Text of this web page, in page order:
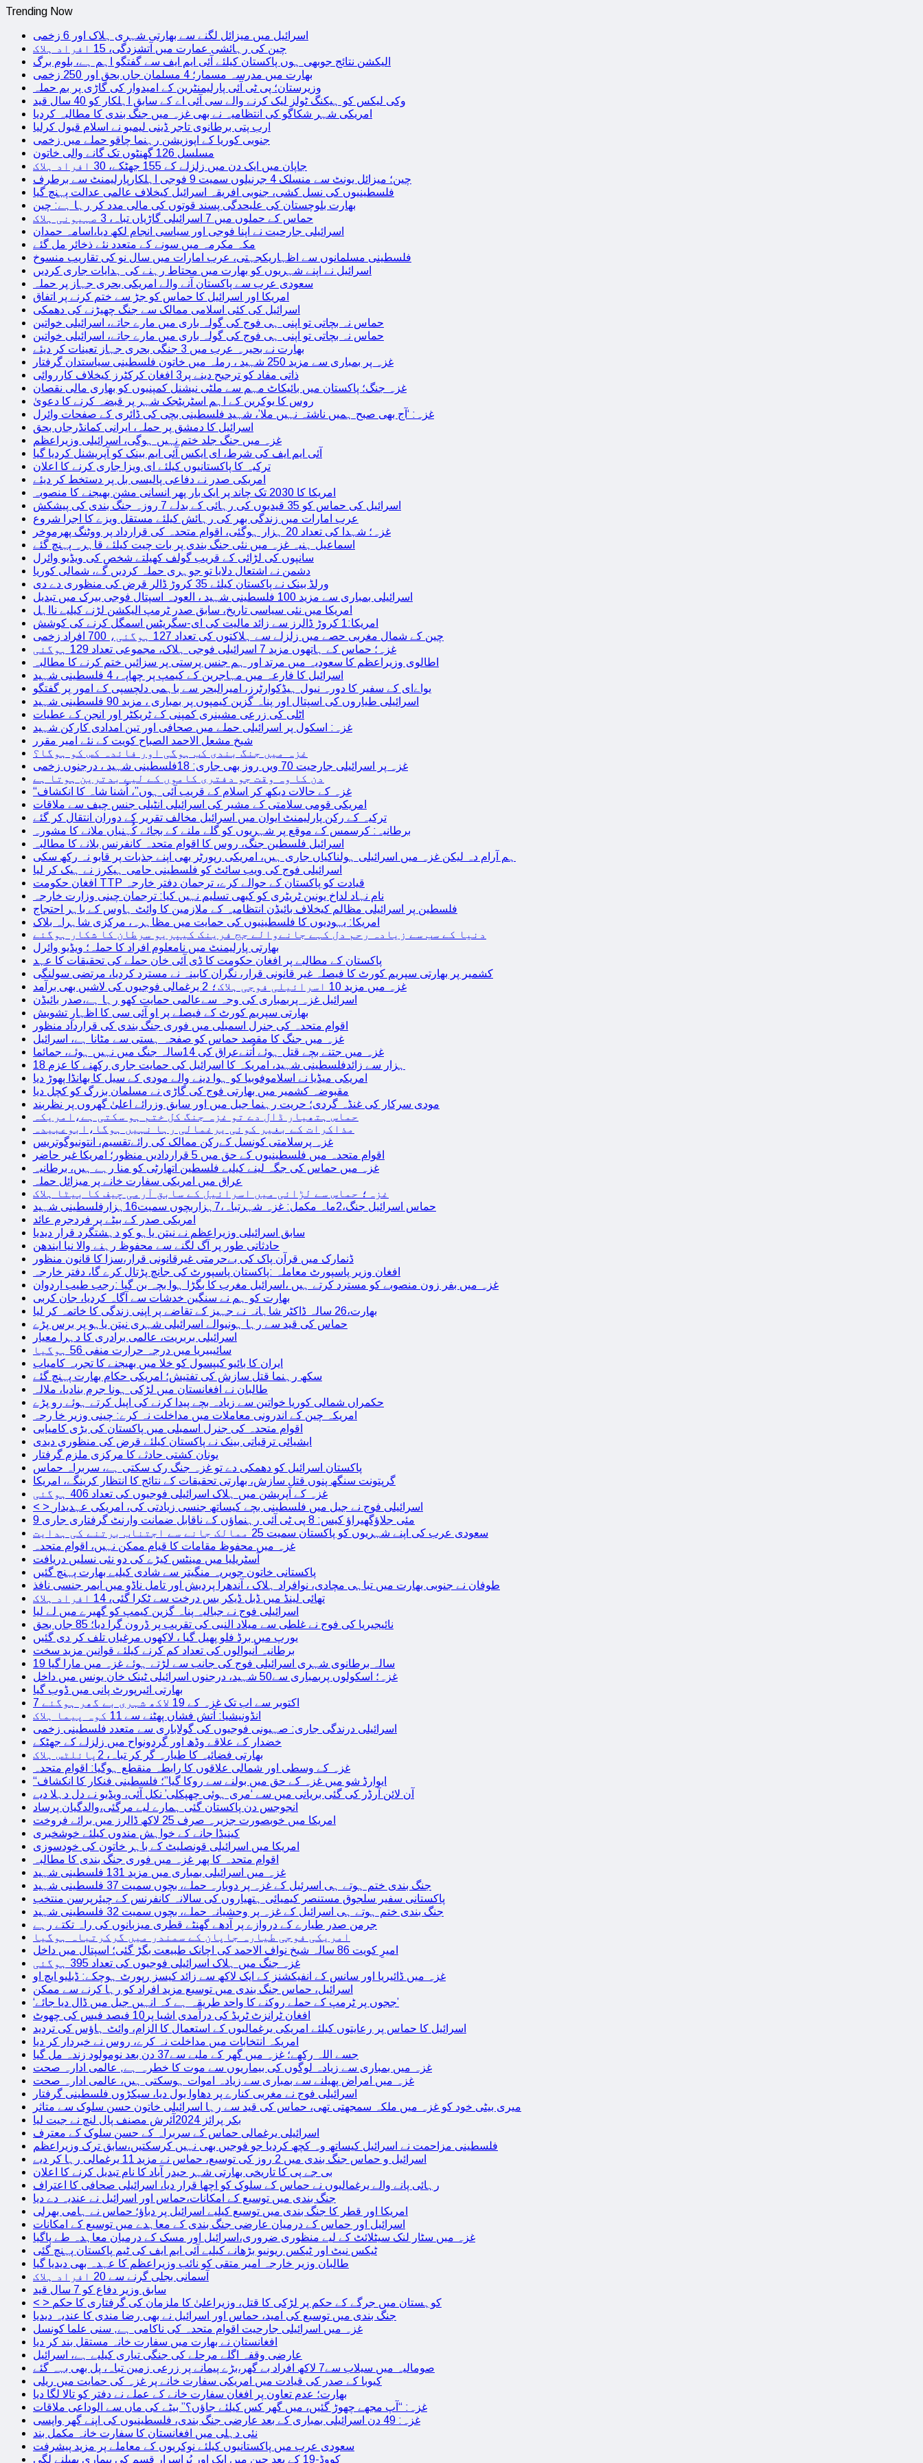
Trending Now
اسرائیل میں میزائل لگنے سے بھارتی شہری ہلاک اور 6 زخمی
چین کی رہائشی عمارت میں آتشزدگی، 15 افراد ہلاک
الیکشن نتائج جوبھی ہوں پاکستان کیلئے آئی ایم ایف سے گفتگو اہم ہے، بلوم برگ
بھارت میں مدرسہ مسمار؛ 4 مسلمان جاں بحق اور 250 زخمی
وزیرستان؛ پی ٹی آئی پارلیمنٹرین کے امیدوار کی گاڑی پر بم حملہ
وکی لیکس کو ہیکنگ ٹولز لیک کرنے والے سی آئی اے کے سابق اہلکار کو 40 سال قید
امریکی شہر شکاگو کی انتظامیہ نے بھی غزہ میں جنگ بندی کا مطالبہ کردیا
ارب پتی برطانوی تاجر ڈینی لیمبو نے اسلام قبول کرلیا
جنوبی کوریا کے اپوزیشن رہنما چاقو حملے میں زخمی
مسلسل 126 گھنٹوں تک گانے والی خاتون
جاپان میں ایک دن میں زلزلے کے 155 جھٹکے، 30 افراد ہلاک
چین؛ میزائل یونٹ سے منسلک 4 جرنیلوں سمیت 9 فوجی اہلکارپارلیمنٹ سے برطرف
فلسطینیوں کی نسل کشی، جنوبی افریقہ اسرائیل کیخلاف عالمی عدالت پہنچ گیا
بھارت بلوچستان کی علیحدگی پسند قوتوں کی مالی مدد کر رہا ہے: چین
حماس کے حملوں میں 7 اسرائیلی گاڑیاں تباہ، 3 صہیونی ہلاک
اسرائیلی جارحیت نے اپنا فوجی اور سیاسی انجام لکھ دیا،اسامہ حمدان
مکہ مکرمہ میں سونے کے متعدد نئے ذخائر مل گئے
فلسطینی مسلمانوں سے اظہاریکجہتی، عرب امارات میں سال نو کی تقاریب منسوخ
اسرائیل نے اپنے شہریوں کو بھارت میں محتاط رہنے کی ہدایات جاری کردیں
سعودی عرب سے پاکستان آنے والے امریکی بحری جہاز پر حملہ
امریکا اور اسرائیل کا حماس کو جڑ سے ختم کرنے پر اتفاق
اسرائیل کی کئی اسلامی ممالک سے جنگ چھیڑنے کی دھمکی
حماس نہ بچاتی تو اپنی ہی فوج کی گولہ باری میں مارے جاتے، اسرائیلی خواتین
حماس نہ بچاتی تو اپنی ہی فوج کی گولہ باری میں مارے جاتے، اسرائیلی خواتین
بھارت نے بحیرہ عرب میں 3 جنگی بحری جہاز تعینات کر دیئے
غزہ پر بمباری سے مزید 250 شہید ، رملہ میں خاتون فلسطینی سیاستدان گرفتار
ذاتی مفاد کو ترجیح دینے پر3 افغان کرکٹرز کیخلاف کارروائی
غزہ جنگ؛ پاکستان میں بائیکاٹ مہم سے ملٹی نیشنل کمپنیوں کو بھاری مالی نقصان
روس کا یوکرین کے اہم اسٹریٹجک شہر پر قبضہ کرنے کا دعویٰ
غزہ: ‘آج بھی صبح ہمیں ناشتہ نہیں ملا’، شہید فلسطینی بچی کی ڈائری کے صفحات وائرل
اسرائیل کا دمشق پر حملہ، ایرانی کمانڈرجاں بحق
غزہ میں جنگ جلد ختم نہیں ہوگی، اسرائیلی وزیراعظم
آئی ایم ایف کی شرط، ای ایکس آئی ایم بینک کو آپریشنل کردیا گیا
ترکیہ کا پاکستانیوں کیلئے ای ویزا جاری کرنے کا اعلان
امریکی صدر نے دفاعی پالیسی بل پر دستخط کر دیئے
امریکا کا 2030 تک چاند پر ایک بار پھر انسانی مشن بھیجنے کا منصوبہ
اسرائیل کی حماس کو 35 قیدیوں کی رہائی کے بدلے 7 روزہ جنگ بندی کی پیشکش
عرب امارات میں زندگی بھر کی رہائش کیلئے مستقل ویزے کا اجرا شروع
غزہ؛ شہدا کی تعداد 20 ہزار ہوگئی، اقوام متحدہ کی قرارداد پر ووٹنگ پھرموخر
اسماعیل ہنیہ غزہ میں نئی جنگ بندی پر بات چیت کیلئے قاہرہ پہنچ گئے
سانپوں کی لڑائی کے قریب گولف کھیلتے شخص کی ویڈیو وائرل
دشمن نے اشتعال دلایا تو جوہری حملہ کردیں گے، شمالی کوریا
ورلڈ بینک نے پاکستان کیلئے 35 کروڑ ڈالر قرض کی منظوری دے دی
اسرائیلی بمباری سے مزید 100 فلسطینی شہید ، العودہ اسپتال فوجی بیرک میں تبدیل
امریکا میں نئی سیاسی تاریخ، سابق صدر ٹرمپ الیکشن لڑنے کیلیے نااہل
امریکا:1 کروڑ ڈالرز سے زائد مالیت کی ای-سگریٹس اسمگل کرنے کی کوشش
چین کے شمال مغربی حصے میں زلزلے سے ہلاکتوں کی تعداد 127 ہوگئی، 700 افراد زخمی
غزہ؛ حماس کے ہاتھوں مزید 7 اسرائیلی فوجی ہلاک، مجموعی تعداد 129 ہوگئی
اطالوی وزیراعظم کا سعودیہ میں مرتد اور ہم جنس پرستی پر سزائیں ختم کرنے کا مطالبہ
اسرائیل کا فارعہ میں مہاجرین کے کیمپ پر چھاپہ، 4 فلسطینی شہید
یواےای کے سفیر کا دورہ نیول ہیڈکوارٹرز، امیرالبحر سے باہمی دلچسپی کے امور پر گفتگو
اسرائیلی طیاروں کی اسپتال اور پناہ گزین کیمپوں پر بمباری ، مزید 90 فلسطینی شہید
اٹلی کی زرعی مشینری کمپنی کے ٹریکٹر اور انجن کے عطیات
غزہ: اسکول پر اسرائیلی حملے میں صحافی اور تین امدادی کارکن شہید
شیخ مشعل الاحمد الصباح کویت کے نئے امیر مقرر
غزہ میں جنگ بندی کب ہوگی اور فائدہ کس کو ہوگا؟
غزہ پر اسرائیلی جارحیت 70 ویں روز بھی جاری: 18فلسطینی شہید ، درجنوں زخمی
دن کا وہ وقت جو دفتری کاموں کے لیے بدترین ہوتا ہے
“غزہ کے حالات دیکھ کر اسلام کے قریب آئی ہوں”، اُشنا شاہ کا انکشاف
امریکی قومی سلامتی کے مشیر کی اسرائیلی انٹیلی جنس چیف سے ملاقات
ترکیہ کے رکن پارلیمنٹ ایوان میں اسرائیل مخالف تقریر کے دوران انتقال کر گئے
برطانیہ: کرسمس کے موقع پر شہریوں کو گلے ملنے کے بجائے کُہنیاں ملانے کا مشورہ
اسرائیل فلسطین جنگ، روس کا اقوام متحدہ کانفرنس بلانے کا مطالبہ
ہم آرام دہ لیکن غزہ میں اسرائیلی ہولناکیاں جاری ہیں، امریکی رپورٹر بھی اپنے جذبات پر قابو نہ رکھ سکی
اسرائیلی فوج کی ویب سائٹ کو فلسطینی حامی ہیکرز نے ہیک کر لیا
افغان حکومت TTP قیادت کو پاکستان کے حوالے کرے، ترجمان دفتر خارجہ
نام نہاد لداخ یونین ٹریٹری کو کبھی تسلیم نہیں کیا: ترجمان چینی وزارت خارجہ
فلسطین پر اسرائیلی مظالم کیخلاف بائیڈن انتظامیہ کے ملازمین کا وائٹ ہاوس کے باہر احتجاج
امریکا: یہودیوں کا فلسطینیوں کی حمایت میں مظاہرہ، مرکزی شاہراہ بلاک
دنیا کے سب سے زیادہ رحم دل کہے جانےوالے جج فرینک کیپریو سرطان کا شکار ہوگئے
بھارتی پارلیمنٹ میں نامعلوم افراد کا حملہ؛ ویڈیو وائرل
پاکستان کے مطالبے پر افغان حکومت کا ڈی آئی خان حملے کی تحقیقات کا عہد
کشمیر پر بھارتی سپریم کورٹ کا فیصلہ غیر قانونی قرار، نگران کابینہ نے مسترد کردیا، مرتضی سولنگی
غزہ میں مزید 10 اسرائیلی فوجی ہلاک؛ 2 یرغمالی فوجیوں کی لاشیں بھی برآمد
اسرائیل غزہ پربمباری کی وجہ سےعالمی حمایت کھو رہا ہے،صدر بائیڈن
بھارتی سپریم کورٹ کے فیصلے پر او آئی سی کا اظہارِ تشویش
اقوام متحدہ کی جنرل اسمبلی میں فوری جنگ بندی کی قرارداد منظور
غزہ میں جنگ کا مقصد حماس کو صفحہ ہستی سے مٹانا ہے، اسرائیل
غزہ میں جتنے بچے قتل ہوئے اُتنےعراق کی 14سالہ جنگ میں نہیں ہوئے، جمائما
18 ہزار سے زائدفلسطینی شہید، امریکہ کا اسرائیل کی حمایت جاری رکھنے کا عزم
امریکی میڈیا نے اسلاموفوبیا کو ہوا دینے والے مودی کے سیل کا بھانڈا پھوڑ دیا
مقبوضہ کشمیر میں بھارتی فوج کی گاڑی نے مسلمان بزرگ کو کچل دیا
مودی سرکار کی غنڈہ گردی؛ حریت رہنما جیل میں اور سابق وزرائے اعلیٰ گھروں پر نظربند
حماس ہتھیار ڈال دے تو غزہ جنگ کل ختم ہو سکتی ہے،امریکہ
مذاکرات کے بغیر کوئی یرغمالی رہا نہیں ہوگا،ابوعبیدہ
غزہ پرسلامتی کونسل کےرکن ممالک کی رائےتقسیم، انتونیوگوتریس
اقوام متحدہ میں فلسطینیوں کے حق میں 5 قراردادیں منظور؛ امریکا غیر حاضر
غزہ میں حماس کی جگہ لینے کیلیے فلسطین اتھارٹی کو منا رہے ہیں، برطانیہ
عراق میں امریکی سفارت خانے پر میزائل حملہ
غزہ؛ حماس سے لڑائی میں اسرائیل کے سابق آرمی چیف کا بیٹا ہلاک
حماس اسرائیل جنگ،2ماہ مکمل: غزہ شہرتباہ،7ہزاربچوں سمیت16ہزارفلسطینی شہید
امریکی صدر کے بیٹے پر فردجرم عائد
سابق اسرائیلی وزیراعظم نے نیتن یاہو کو دہشتگرد قرار دیدیا
حادثاتی طور پر آگ لگنے سے محفوظ رہنے والا نیا ایندھن
ڈنمارک میں قرآن پاک کی بےحرمتی غیرقانونی قرار،سزا کا قانون منظور
افغان وزیر پاسپورٹ معاملہ :پاکستان پاسپورٹ کی جانچ پڑتال کرے گا، دفتر خارجہ
غزہ میں بفر زون منصوبے کو مسترد کرتے ہیں ،اسرائیل مغرب کا بگڑا ہوا بچہ بن گیا :رجب طیب اردوان
بھارت کو ہم نے سنگین خدشات سے آگاہ کردیا، جان کربی
بھارت،26 سالہ ڈاکٹر شاہانہ نے جہیز کے تقاضے پر اپنی زندگی کا خاتمہ کر لیا
حماس کی قید سے رہا ہونیوالے اسرائیلی شہری نیتن یاہو پر برس پڑے
اسرائیلی بربریت، عالمی برادری کا دہرا معیار
سائیبیریا میں درجہ حرارت منفی 56 ہوگیا
ایران کا بائیو کیپسول کو خلا میں بھیجنے کا تجربہ کامیاب
سکھ رہنما قتل سازش کی تفتیش؛ امریکی حکام بھارت پہنچ گئے
طالبان نے افغانستان میں لڑکی ہونا جرم بنادیا، ملالہ
حکمراں شمالی کوریا خواتین سے زیادہ بچے پیدا کرنے کی اپیل کرتے ہوئے رو پڑے
امریکہ چین کے اندرونی معاملات میں مداخلت نہ کرے: چینی وزیر خا رجہ
اقوام متحدہ کی جنرل اسمبلی میں پاکستان کی بڑی کامیابی
ایشیائی ترقیاتی بینک نے پاکستان کیلئے قرض کی منظوری دیدی
یونان کشتی حادثے کا مرکزی ملزم گرفتار
پاکستان اسرائیل کو دھمکی دے تو غزہ جنگ رک سکتی ہے، سربراہ حماس
گرپتونت سنگھ پنوں قتل سازش، بھارتی تحقیقات کے نتائج کا انتظار کرینگے، امریکا
غزہ کے آپریشن میں ہلاک اسرائیلی فوجیوں کی تعداد 406 ہوگئی
< > اسرائیلی فوج نے جیل میں فلسطینی بچے کیساتھ جنسی زیادتی کی، امریکی عہدیدار
9 مئی جلاؤگھیراؤ کیس: 8 پی ٹی آئی رہنماؤں کے ناقابل ضمانت وارنٹ گرفتاری جاری
سعودی عرب کی اپنے شہریوں کو پاکستان سمیت 25 ممالک جانے سے اجتناب برتنے کی ہدایت
غزہ میں محفوظ مقامات کا قیام ممکن نہیں، اقوام متحدہ
آسٹریلیا میں مینٹس کیڑے کی دو نئی نسلیں دریافت
پاکستانی خاتون جویریہ منگیتر سے شادی کیلیے بھارت پہنچ گئیں
طوفان نے جنوبی بھارت میں تباہی مچادی، نوافراد ہلاک ، آندھرا پردیش اور تامل ناڈو میں ایمر جنسی نافذ
تھائی لینڈ میں ڈبل ڈیکر بس درخت سے ٹکرا گئی، 14 افراد ہلاک
اسرائیلی فوج نے جبالیہ پناہ گزین کیمپ کو گھیرے میں لے لیا
نائیجیریا کی فوج نے غلطی سے میلاد النبی کی تقریب پر ڈرون گرا دیا؛ 85 جاں بحق
یورپ میں برڈ فلو پھیل گیا ، لاکھوں مرغیاں تلف کر دی گئیں
برطانیہ آنیوالوں کی تعداد کم کرنے کیلئے قوانین مزید سخت
19 سالہ برطانوی شہری اسرائیلی فوج کی جانب سے لڑتے ہوئے غزہ میں مارا گیا
غزہ؛ اسکولوں پربمباری سے50 شہید، درجنوں اسرائیلی ٹینک خان یونس میں داخل
بھارتی ائیرپورٹ پانی میں ڈوب گیا
7 اکتوبر سے اب تک غزہ کے 19 لاکھ شہری بے گھر ہوگئے
انڈونیشیا: آتش فشاں پھٹنے سے 11 کوہ پیما ہلاک
اسرائیلی درندگی جاری: صہیونی فوجیوں کی گولاباری سے متعدد فلسطینی زخمی
خضدار کے علاقے وڈھ اور گردونواح میں زلزلے کے جھٹکے
بھارتی فضائیہ کا طیارہ گر کر تباہ، 2پائلٹس ہلاک
غزہ کے وسطی اور شمالی علاقوں کا رابطہ منقطع ہوگیا: اقوام متحدہ
“ایوارڈ شو میں غزہ کے حق میں بولنے سے روکا گیا”؛ فلسطینی فنکار کا انکشاف
آن لائن آرڈر کی گئی بریانی میں سے ‘مری ہوئی چھپکلی’ نکل آئی، ویڈیو نے دل دہلا دیے
انجوجس دن پاکستان گئی ہمارے لیے مرگئی،والدگیان پرساد
امریکا میں خوبصورت جزیرہ صرف 25 لاکھ ڈالرز میں برائے فروخت
کینیڈا جانے کے خواہش مندوں کیلئے خوشخبری
امریکا میں اسرائیلی قونصلیٹ کے باہر خاتون کی خودسوزی
اقوام متحدہ کا پھر غزہ میں فوری جنگ بندی کا مطالبہ
غزہ میں اسرائیلی بمباری میں مزید 131 فلسطینی شہید
جنگ بندی ختم ہوتے ہی اسرئیل کے غزہ پر دوبارہ حملے، بچوں سمیت 37 فلسطینی شہید
پاکستانی سفیر سلجوق مستنصر کیمیائی ہتھیاروں کی سالانہ کانفرنس کے چیئرپرسن منتخب
جنگ بندی ختم ہوتے ہی اسرائیل کے غزہ پر وحشیانہ حملے، بچوں سمیت 32 فلسطینی شہید
جرمن صدر طیارے کے دروازے پر آدھے گھنٹے قطری میزبانوں کی راہ تکتے رہے
امریکی فوجی طیارہ جاپان کے سمندر میں گرکرتباہ ہوگیا
امیرِ کویت 86 سالہ شیخ نواف الاحمد کی اچانک طبیعت بگڑ گئی؛ اسپتال میں داخل
غزہ جنگ میں ہلاک اسرائیلی فوجیوں کی تعداد 395 ہوگئی
غزہ میں ڈائیریا اور سانس کے انفیکشنز کے ایک لاکھ سے زائد کیسز رپورٹ ہوچکے: ڈبلیو ایچ او
اسرائیل، حماس جنگ بندی میں توسیع مزید افراد کو رہا کرنے سے ممکن
‘ججوں پر ٹرمپ کے حملے روکنے کا واحد طریقہ ہے کہ انہیں جیل میں ڈال دیا جائے’
افغان ٹرانزٹ ٹریڈ کی درآمدی اشیا پر10 فیصد فیس کی چھوٹ
اسرائیل کا حماس پر رعایتوں کیلئے امریکی یرغمالیوں کے استعمال کا الزام، وائٹ ہاؤس کی تردید
امریکہ انتخابات میں مداخلت نہ کرے، روس نے خبردار کر دیا
جسے اللہ رکھے؛ غزہ میں گھر کے ملبے سے37 دن بعد نومولود زندہ مل گیا
غزہ میں بمباری سے زیادہ لوگوں کی بیماریوں سے موت کا خطرہ ہے, عالمی ادارہ صحت
غزہ میں امراض پھیلنے سے بمباری سے زیادہ اموات ہوسکتی ہیں، عالمی ادارہ صحت
اسرائیلی فوج نے مغربی کنارے پر دھاوا بول دیا، سیکڑوں فلسطینی گرفتار
میری بیٹی خود کو غزہ میں ملکہ سمجھتی تھی، حماس کی قید سے رہا اسرائیلی خاتون حسن سلوک سے متاثر
بکر پرائز 2024آئرش مصنف پال لنچ نے جیت لیا
اسرائیلی یرغمالی حماس کے سربراہ کے حسن سلوک کے معترف
فلسطینی مزاحمت نے اسرائیل کیساتھ وہ کچھ کردیا جو فوجیں بھی نہیں کرسکتیں،سابق ترک وزیراعظم
اسرائیل و حماس جنگ بندی میں 2 روز کی توسیع، حماس نے مزید 11 یرغمالی رہا کر دیے
بی جے پی کا تاریخی بھارتی شہر حیدر آباد کا نام تبدیل کرنے کا اعلان
رہائی پانے والے یرغمالیوں نے حماس کے سلوک کو اچھا قرار دیا، اسرائیلی صحافی کا اعتراف
جنگ بندی میں توسیع کے امکانات،حماس اور اسرائیل نے عندیہ دے دیا
امریکا اور قطر کا جنگ بندی میں توسیع کیلیے اسرائیل پر دباؤ؛ حماس نے ہامی بھرلی
اسرائیل اور حماس کے درمیان عارضی جنگ بندی کے معاہدے میں توسیع کے امکانات
غزہ میں سٹار لنک سیٹلائٹ کے لیے منظوری ضروری،اسرائیل اور مسک کے درمیان معاہدہ طے پاگیا
ٹیکس نیٹ اور ٹیکس ریونیو بڑھانے کیلیے آئی ایم ایف کی ٹیم پاکستان پہنچ گئی
طالبان وزیر خارجہ امیر متقی کو نائب وزیراعظم کا عہدہ بھی دیدیا گیا
آسمانی بجلی گرنے سے 20 افراد ہلاک
سابق وزیر دفاع کو 7 سال قید
< > کوہستان میں جرگے کے حکم پر لڑکی کا قتل، وزیراعلیٰ کا ملزمان کی گرفتاری کا حکم
جنگ بندی میں توسیع کی امید، حماس اور اسرائیل نے بھی رضا مندی کا عندیہ دیدیا
غزہ میں اسرائیلی جارحیت اقوام متحدہ کی ناکامی ہے, سنی علما کونسل
افغانستان نے بھارت میں سفارت خانہ مستقل بند کر دیا
عارضی وقفہ اگلے مرحلے کی جنگی تیاری کیلیے ہے، اسرائیل
صومالیہ میں سیلاب سے7 لاکھ افراد بے گھر،بڑے پیمانے پر زرعی زمین تباہ، پل بھی بہہ گئے
کیوبا کے صدر کی قیادت میں امریکی سفارت خانے پر غزہ کی حمایت میں ریلی
بھارت؛ عدم تعاون پر افغان سفارت خانے کے عملے نے دفتر کو تالا لگا دیا
غزہ: “آپ مجھے چھوڑ گئیں، میں گھر کس کیلئے جاؤں؟” بیٹے کی ماں سے الوداعی ملاقات
غزہ: 49 دن اسرائیلی بمباری کے بعد عارضی جنگ بندی، فلسطینیوں کی اپنے گھر واپسی
نئی دہلی میں افغانستان کا سفارت خانہ مکمل بند
سعودی عرب میں پاکستانیوں کیلئے نوکریوں کے معاملے پر مزید پیشرفت
کووڈ-19 کے بعد چین میں ایک اور پُراسرار قسم کی بیماری پھیلنے لگی